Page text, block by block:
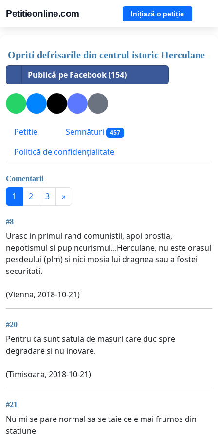
Petitieonline.com Inițiază o petiție
Opriti defrisarile din centrul istoric Herculane
Publică pe Facebook (154)
Petitie Semnături 457
Politică de confidențialitate
Comentarii
1 2 3 »
#8
Urasc in primul rand comunistii, apoi prostia,
nepotismul si pupincurismul...Herculane, nu este orasul
pesdeului (plm) si nici mosia lui dragnea sau a fostei
securitati.
(Vienna, 2018-10-21)
#20
Pentru ca sunt satula de masuri care duc spre
degradare si nu inovare.
(Timisoara, 2018-10-21)
#21
Nu mi se pare normal sa se taie ce e mai frumos din
statiune